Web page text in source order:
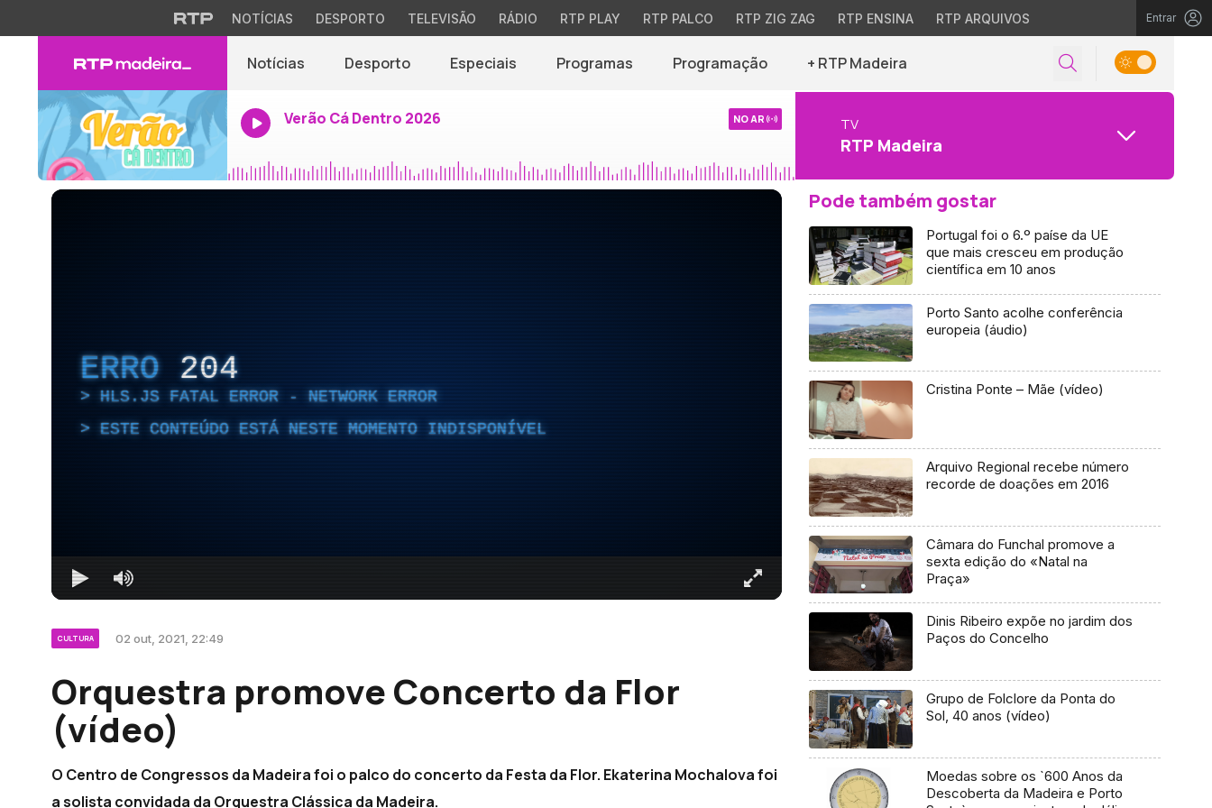
NOTÍCIAS DESPORTO TELEVISÃO RÁDIO RTP PLAY RTP PALCO RTP ZIG ZAG RTP ENSINA RTP ARQUIVOS Entrar
Notícias Desporto Especiais Programas Programação + RTP Madeira
Verão Cá Dentro 2026 NO AR TV
RTP Madeira
ERRO 204
HLS.JS FATAL ERROR - NETWORK ERROR
ESTE CONTEÚDO ESTÁ NESTE MOMENTO INDISPONÍVEL
CULTURA 02 out, 2021, 22:49
Orquestra promove Concerto da Flor
(vídeo)
O Centro de Congressos da Madeira foi o palco do concerto da Festa da Flor. Ekaterina Mochalova foi
a solista convidada da Orquestra Clássica da Madeira.
Pode também gostar
Portugal foi o 6.º paíse da UE
que mais cresceu em produção
científica em 10 anos
Porto Santo acolhe conferência
europeia (áudio)
Cristina Ponte – Mãe (vídeo)
Arquivo Regional recebe número
recorde de doações em 2016
Câmara do Funchal promove a
sexta edição do «Natal na
Praça»
Dinis Ribeiro expõe no jardim dos
Paços do Concelho
Grupo de Folclore da Ponta do
Sol, 40 anos (vídeo)
Moedas sobre os `600 Anos da
Descoberta da Madeira e Porto